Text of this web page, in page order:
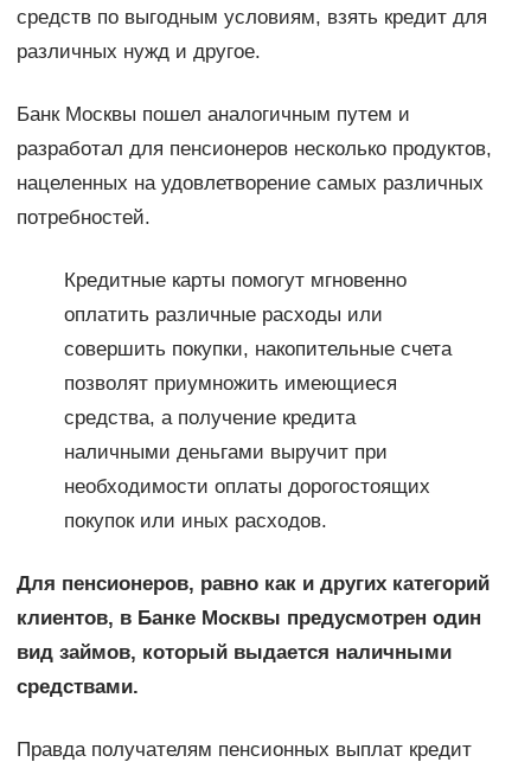
средств по выгодным условиям, взять кредит для
различных нужд и другое.
Банк Москвы пошел аналогичным путем и
разработал для пенсионеров несколько продуктов,
нацеленных на удовлетворение самых различных
потребностей.
Кредитные карты помогут мгновенно
оплатить различные расходы или
совершить покупки, накопительные счета
позволят приумножить имеющиеся
средства, а получение кредита
наличными деньгами выручит при
необходимости оплаты дорогостоящих
покупок или иных расходов.
Для пенсионеров, равно как и других категорий
клиентов, в Банке Москвы предусмотрен один
вид займов, который выдается наличными
средствами.
Правда получателям пенсионных выплат кредит